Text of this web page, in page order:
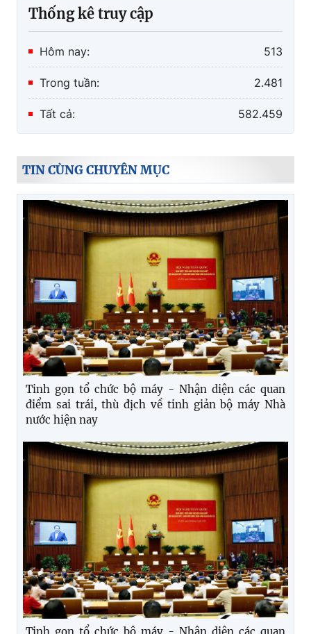
Thống kê truy cập
Hôm nay: 513
Trong tuần: 2.481
Tất cả: 582.459
TIN CÙNG CHUYÊN MỤC
Tinh gọn tổ chức bộ máy - Nhận diện các quan
điểm sai trái, thù địch về tinh giản bộ máy Nhà
nước hiện nay